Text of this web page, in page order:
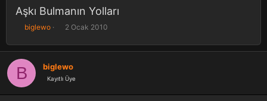
Aşkı Bulmanın Yolları
K
n
b
u
y
biglewo
B
ş
a
n
2 Ocak 2010
B biglewo
Kayıtlı Üye